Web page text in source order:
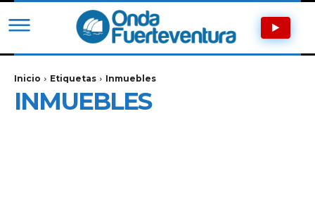
Inicio Etiquetas Inmuebles
INMUEBLES